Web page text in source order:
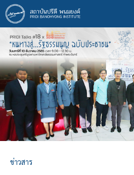
ข้าม
ไป
ยัง
เนื้อหา
หลัก
ข่าวสาร